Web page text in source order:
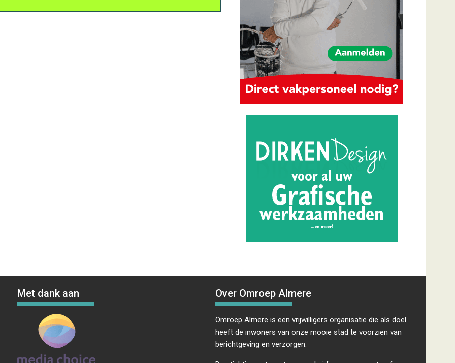
Met dank aan Over Omroep Almere
Omroep Almere is een vrijwilligers organisatie die als doel
heeft de inwoners van onze mooie stad te voorzien van
berichtgeving en verzorgen.